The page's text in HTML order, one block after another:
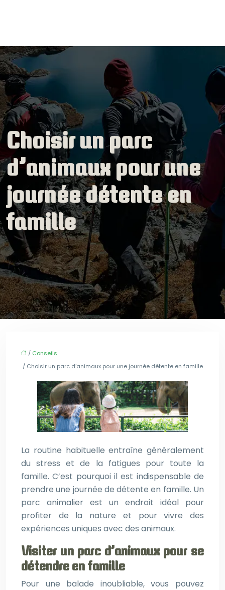
Choisir un parc
d’animaux pour une
journée détente en
famille
/ Conseils
/ Choisir un parc d’animaux pour une journée détente en famille
La routine habituelle entraîne généralement
du stress et de la fatigues pour toute la
famille. C’est pourquoi il est indispensable de
prendre une journée de détente en famille. Un
parc animalier est un endroit idéal pour
profiter de la nature et pour vivre des
expériences uniques avec des animaux.
Visiter un parc d’animaux pour se
détendre en famille
Pour une balade inoubliable, vous pouvez